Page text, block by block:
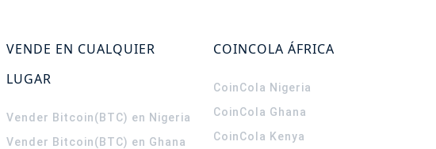
VENDE EN CUALQUIER
LUGAR
Vender Bitcoin(BTC) en Nigeria
Vender Bitcoin(BTC) en Ghana
COINCOLA ÁFRICA
CoinCola Nigeria
CoinCola Ghana
CoinCola Kenya